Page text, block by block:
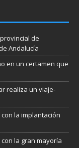
de
Andalucía
en un certamen que
realiza un viaje-
la implantación
la gran mayoría